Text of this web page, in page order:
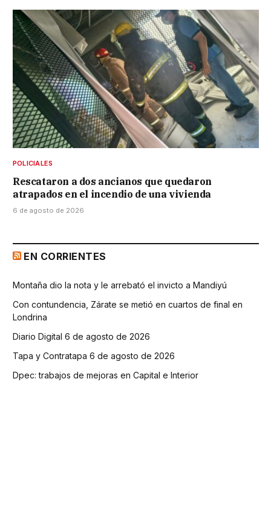
POLICIALES
Rescataron a dos ancianos que quedaron
atrapados en el incendio de una vivienda
6 de agosto de 2026
EN CORRIENTES
Montaña dio la nota y le arrebató el invicto a Mandiyú
Con contundencia, Zárate se metió en cuartos de final en
Londrina
Diario Digital 6 de agosto de 2026
Tapa y Contratapa 6 de agosto de 2026
Dpec: trabajos de mejoras en Capital e Interior